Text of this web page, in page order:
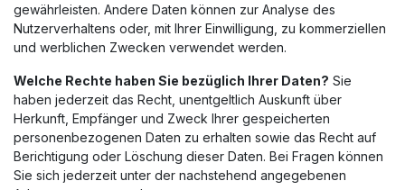
gewährleisten. Andere Daten können zur Analyse des
Nutzerverhaltens oder, mit Ihrer Einwilligung, zu kommerziellen
und werblichen Zwecken verwendet werden.
Welche Rechte haben Sie bezüglich Ihrer Daten? Sie
haben jederzeit das Recht, unentgeltlich Auskunft über
Herkunft, Empfänger und Zweck Ihrer gespeicherten
personenbezogenen Daten zu erhalten sowie das Recht auf
Berichtigung oder Löschung dieser Daten. Bei Fragen können
Sie sich jederzeit unter der nachstehend angegebenen